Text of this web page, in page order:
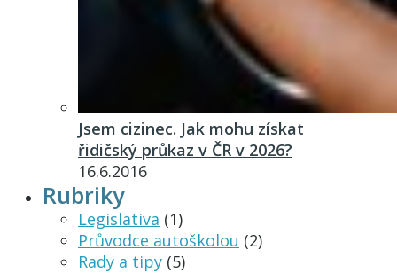
Jsem cizinec. Jak mohu získat
řidičský průkaz v ČR v 2026?
16.6.2016
Rubriky
Legislativa (1)
Průvodce autoškolou (2)
Rady a tipy (5)